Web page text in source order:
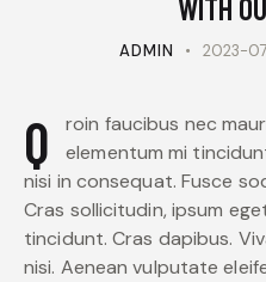
WITH
ADMIN 2023-
Q
roin faucibus nec
elementum mi
nisi in consequat. Fusce
Cras sollicitudin, ipsum
tincidunt. Cras dapibus.
nisi. Aenean vulputate